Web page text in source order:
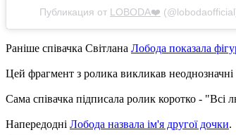
Публикация от LOBODA❤️
Раніше співачка Світлана Лобода показала
Цей фрагмент з ролика викликав неоднозначні
Сама співачка підписала ролик коротко - "Всі
Напередодні Лобода назвала ім'я другої дочки.